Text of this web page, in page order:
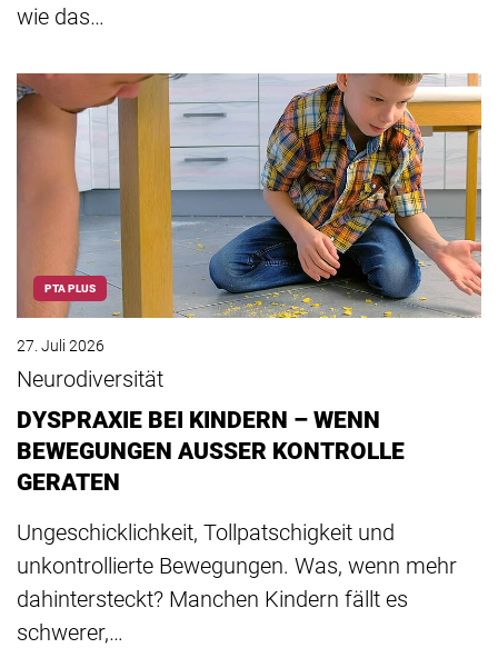
wie das…
PTA PLUS
27. Juli 2026
Neurodiversität
DYSPRAXIE BEI KINDERN – WENN
BEWEGUNGEN AUSSER KONTROLLE
GERATEN
Ungeschicklichkeit, Tollpatschigkeit und
unkontrollierte Bewegungen. Was, wenn mehr
dahintersteckt? Manchen Kindern fällt es
schwerer,…